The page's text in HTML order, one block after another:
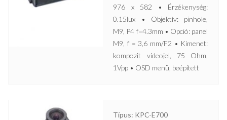
976 x 582 • Érzékenység:
0.15lux • Objektív: pinhole,
M9, P4 f=4.3mm • Opció: panel
M9, f = 3,6 mm/F2 • Kimenet:
kompozit videojel, 75 Ohm,
1Vpp • OSD menü, beépített
Típus: KPC-E700